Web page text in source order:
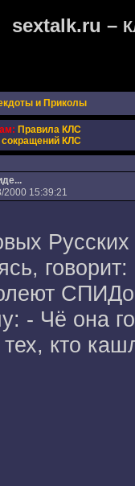
sextalk.ru –
и Приколы
Правила КЛС
КЛС
2000 15:39:21
- Чё она
кто